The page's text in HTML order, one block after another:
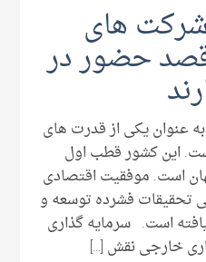
شرکت های
قصد حضور در
عنوان یکی از قدرت های
این کشور قطب اول
است. موفقیت اقتصادی
تحقیقات فشرده توسعه و
است. سرمایه گذاری
خارجی نقش […]